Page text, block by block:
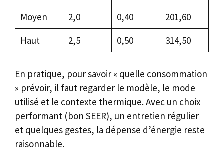
Moyen
2,0 0,40
201,60
Haut
2,5 0,50 314,50
En pratique, pour savoir « quelle consommation
» prévoir, il faut regarder le modèle, le mode
utilisé et le contexte thermique. Avec un choix
performant (bon SEER), un entretien régulier
et quelques gestes, la dépense d’énergie reste
raisonnable.